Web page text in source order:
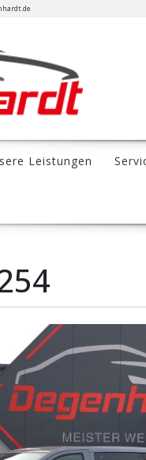
Leistungen